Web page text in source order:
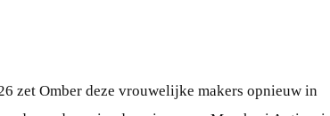
zet Omber deze vrouwelijke makers opnieuw in